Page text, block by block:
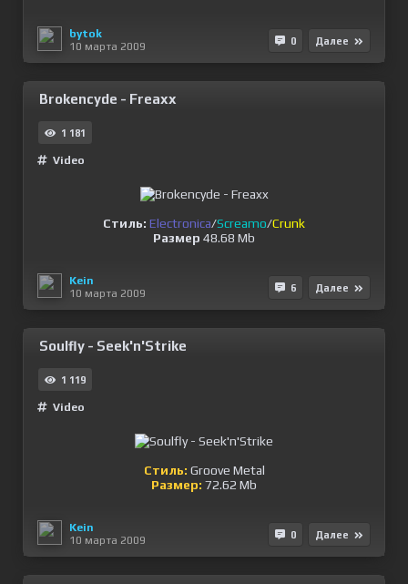
bytok
10 марта 2009
0 Далее
Brokencyde - Freaxx
1 181
Video
Стиль: Electronica/Screamo/Crunk
Размер 48.68 Mb
Kein
10 марта 2009
6 Далее
Soulfly - Seek'n'Strike
1 119
Video
Стиль: Groove Metal
Размер: 72.62 Mb
Kein
10 марта 2009
0 Далее